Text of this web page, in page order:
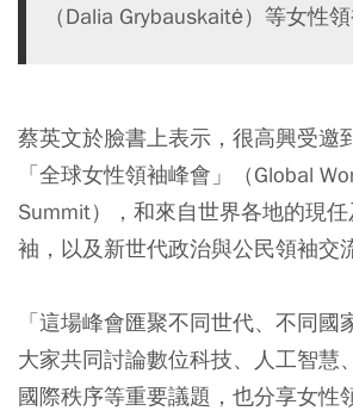
（Dalia Grybauskaitė）等女性領
蔡英文於臉書上表示，很高興受邀
「全球女性領袖峰會」（Global
Summit），和來自世界各地的現
袖，以及新世代政治與公民領袖交
「這場峰會匯聚不同世代、不同國
大家共同討論數位科技、人工智慧
國際秩序等重要議題，也分享女性